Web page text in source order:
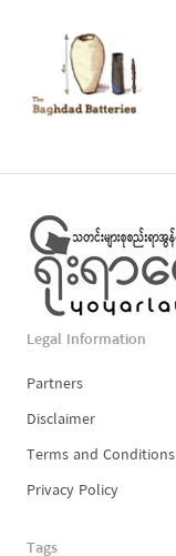
Legal Information
Partners
Disclaimer
Terms and Conditions
Privacy Policy
Tags